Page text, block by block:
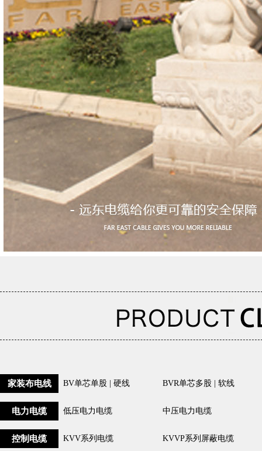
家装布电线 BV单芯单股 | 硬线 BVR单芯多股 | 软线
电力电缆 低压电力电缆 中压电力电缆
控制电缆 KVV系列电缆 KVVP系列屏蔽电缆